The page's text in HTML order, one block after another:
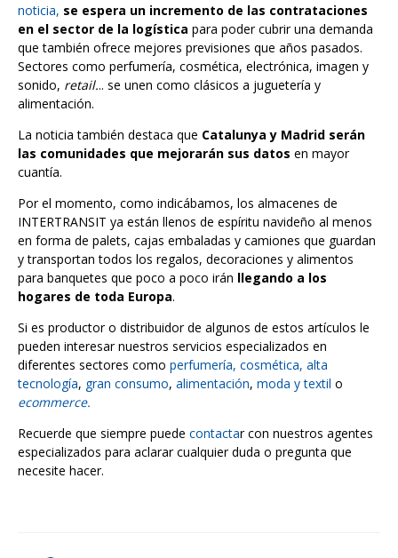
noticia, se espera un incremento de las contrataciones
en el sector de la logística para poder cubrir una demanda
que también ofrece mejores previsiones que años pasados.
Sectores como perfumería, cosmética, electrónica, imagen y
sonido, retail... se unen como clásicos a juguetería y
alimentación.
La noticia también destaca que Catalunya y Madrid serán
las comunidades que mejorarán sus datos en mayor
cuantía.
Por el momento, como indicábamos, los almacenes de
INTERTRANSIT ya están llenos de espíritu navideño al menos
en forma de palets, cajas embaladas y camiones que guardan
y transportan todos los regalos, decoraciones y alimentos
para banquetes que poco a poco irán llegando a los
hogares de toda Europa.
Si es productor o distribuidor de algunos de estos artículos le
pueden interesar nuestros servicios especializados en
diferentes sectores como perfumería, cosmética, alta
tecnología, gran consumo, alimentación, moda y textil o
ecommerce.
Recuerde que siempre puede contactar con nuestros agentes
especializados para aclarar cualquier duda o pregunta que
necesite hacer.